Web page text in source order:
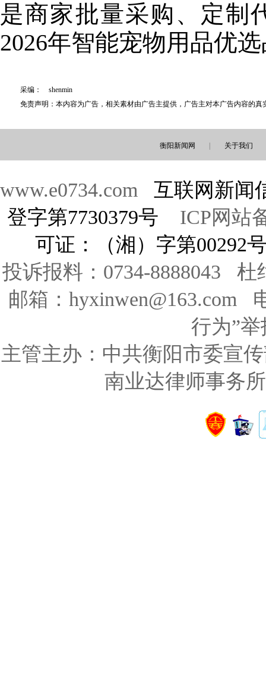
是商家批量采购、定制
2026年智能宠物用品优
采编： shenmin
免责声明：本内容为广告，相关素材由广告主提供，广告主对本广告内容的
衡阳新闻网 关于我们
www.e0734.com 互联网新闻
登字第7730379号 ICP网站
可证：（湘）字第00292
投诉报料：0734-8888043
邮箱：hyxinwen@163.com
行为”举
主管主办：中共衡阳市委宣
南业达律师事务